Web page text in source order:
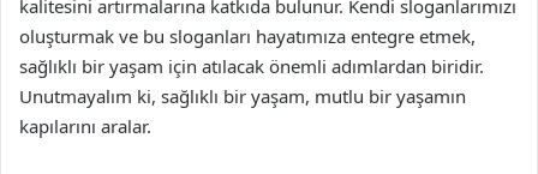
kalitesini artırmalarına katkıda bulunur. Kendi sloganlarımızı
oluşturmak ve bu sloganları hayatımıza entegre etmek,
sağlıklı bir yaşam için atılacak önemli adımlardan biridir.
Unutmayalım ki, sağlıklı bir yaşam, mutlu bir yaşamın
kapılarını aralar.